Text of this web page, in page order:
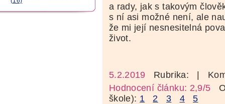
a rady, jak s takovým
s ní asi možné není, ale
že mi její nesnesitelná
život.
5.2.2019 Rubrika:
|
Hodnocení článku: 2,9/5
škole): 1 2 3 4 5